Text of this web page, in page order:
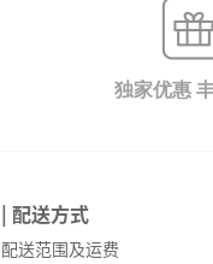
独家优惠
| 配送方式
配送范围及运费